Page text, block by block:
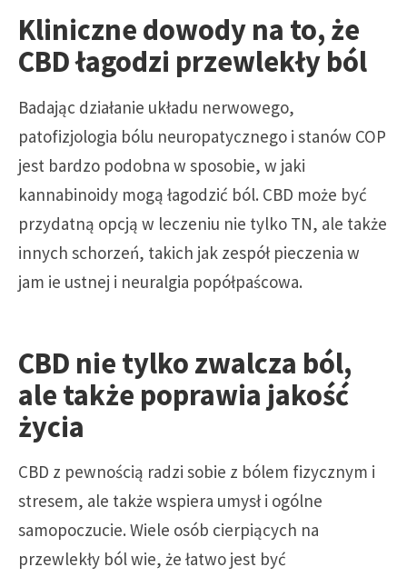
Kliniczne dowody na to, że
CBD łagodzi przewlekły ból
Badając działanie układu nerwowego,
patofizjologia bólu neuropatycznego i stanów COP
jest bardzo podobna w sposobie, w jaki
kannabinoidy mogą łagodzić ból. CBD może być
przydatną opcją w leczeniu nie tylko TN, ale także
innych schorzeń, takich jak zespół pieczenia w
jam ie ustnej i neuralgia popółpaścowa.
CBD nie tylko zwalcza ból,
ale także poprawia jakość
życia
CBD z pewnością radzi sobie z bólem fizycznym i
stresem, ale także wspiera umysł i ogólne
samopoczucie. Wiele osób cierpiących na
przewlekły ból wie, że łatwo jest być